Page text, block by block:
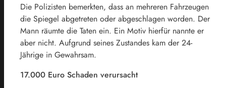
Die Polizisten bemerkten, dass an mehreren Fahrzeugen
die Spiegel abgetreten oder abgeschlagen worden. Der
Mann räumte die Taten ein. Ein Motiv hierfür nannte er
aber nicht. Aufgrund seines Zustandes kam der 24-
Jährige in Gewahrsam.
17.000 Euro Schaden verursacht